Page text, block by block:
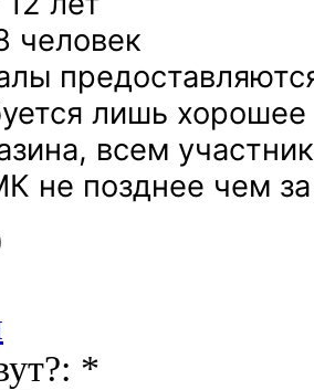
человек
лишь
всем
не позднее чем
*